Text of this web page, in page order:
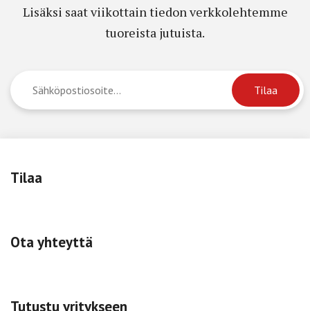
Lisäksi saat viikottain tiedon verkkolehtemme
tuoreista jutuista.
Tilaa
Ota yhteyttä
Tutustu yritykseen